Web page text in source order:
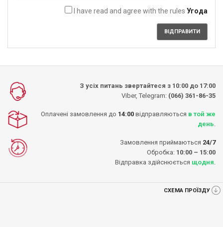
I have read and agree with the rules Угода
З усіх питань звертайтеся з 10:00 до 17:00
Viber, Telegram: (066) 361-86-35
Оплачені замовлення до 14:00 відправляються в той же
день
Замовлення приймаються 24/7
Обробка: 10:00 – 15:00
Відправка здійснюється щодня
СХЕМА ПРОЇЗДУ